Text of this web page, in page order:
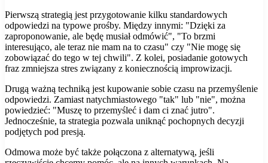
Pierwszą strategią jest przygotowanie kilku standardowych
odpowiedzi na typowe prośby. Między innymi: "Dzięki za
zaproponowanie, ale będę musiał odmówić", "To brzmi
interesująco, ale teraz nie mam na to czasu" czy "Nie mogę się
zobowiązać do tego w tej chwili". Z kolei, posiadanie gotowych
fraz zmniejsza stres związany z koniecznością improwizacji.
Drugą ważną techniką jest kupowanie sobie czasu na przemyślenie
odpowiedzi. Zamiast natychmiastowego "tak" lub "nie", można
powiedzieć: "Muszę to przemyśleć i dam ci znać jutro".
Jednocześnie, ta strategia pozwala uniknąć pochopnych decyzji
podjętych pod presją.
Odmowa może być także połączona z alternatywą, jeśli